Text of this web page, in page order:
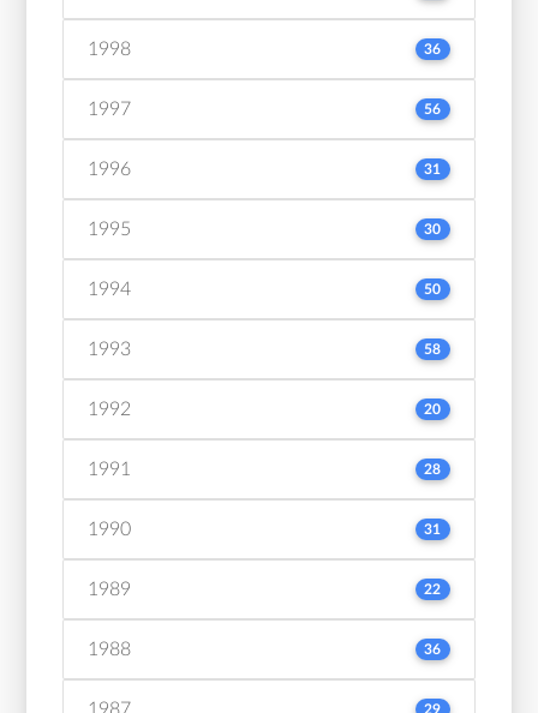
1998 36
1997 56
1996 31
1995 30
1994 50
1993 58
1992 20
1991 28
1990 31
1989 22
1988 36
1987 29